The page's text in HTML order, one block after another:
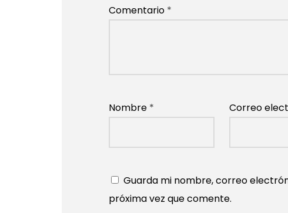
Comentario *
Nombre * Correo
Guarda mi nombre, correo
próxima vez que comente.